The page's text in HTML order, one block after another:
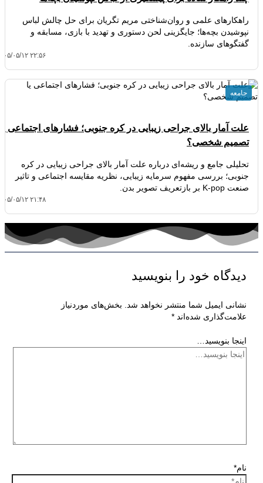
راهکارهای علمی و روان‌شناختی مریم تگریان برای حل چالش لباس
نپوشیدن بچه‌ها؛ جایگزینی لحن دستوری و تهدید با بازی، مسابقه و
گفتگوهای سازنده.
۱۴۰۵/۰۵/۱۲
علت آمار بالای جراحی زیبایی در کره جنوبی؛ فشارهای اجتماعی یا
تصمیم شخصی؟
تحلیلی جامع و ریشه‌ای درباره علت آمار بالای جراحی زیبایی در کره
جنوبی؛ بررسی مفهوم سرمایه زیبایی، نظریه مقایسه اجتماعی و تاثیر
صنعت K-pop بر بازتعریف تصویر بدن.
۱۴۰۵/۰۵/۱۲
جامعه
دیدگاه‌ خود را بنویسید
نشانی ایمیل شما منتشر نخواهد شد. بخش‌های موردنیاز
علامت‌گذاری شده‌اند *
اینجا بنویسید…
نام*